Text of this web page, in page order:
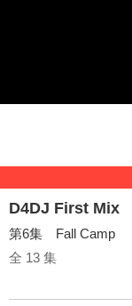
D4DJ First Mix
第6集 Fall Camp
全 13 集